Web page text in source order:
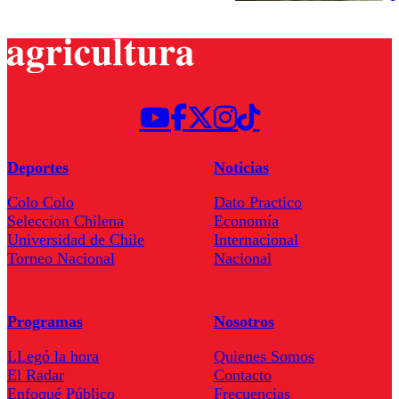
Deportes
Colo Colo
Seleccion Chilena
Universidad de Chile
Torneo Nacional
Noticias
Dato Practico
Economía
Internacional
Nacional
Programas
LLegó la hora
El Radar
Enfoqué Público
Nosotros
Quienes Somos
Contacto
Frecuencias